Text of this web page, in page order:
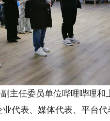
任委员单位哔哩哔哩和
代表、媒体代表、平台